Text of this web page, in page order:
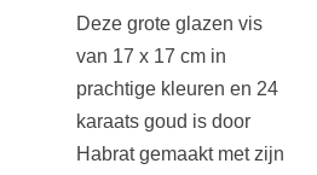
Deze grote glazen vis
van 17 x 17 cm in
prachtige kleuren en 24
karaats goud is door
Habrat gemaakt met zijn